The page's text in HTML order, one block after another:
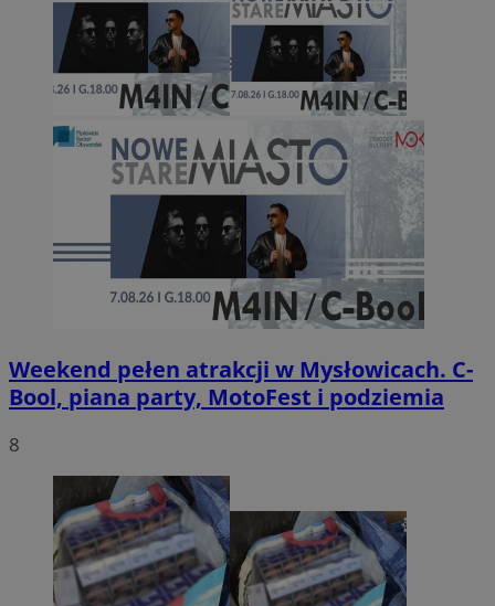
Weekend pełen atrakcji w Mysłowicach. C-
Bool, piana party, MotoFest i podziemia
8